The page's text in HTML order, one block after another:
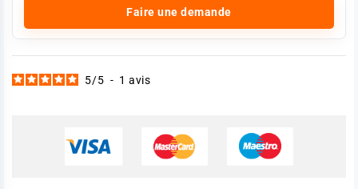
Faire une demande
5/5 - 1 avis